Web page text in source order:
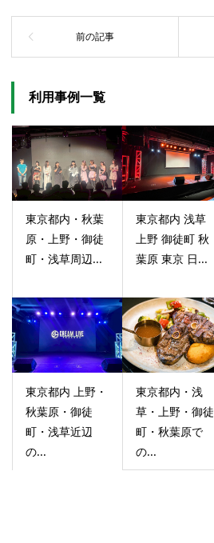
利用事例一覧
東京都内・秋葉
原・上野・御徒
町・浅草周辺...
東京都内 浅草
上野 御徒町 秋
葉原 東京 日...
東京都内 上野・
秋葉原・御徒
町・浅草近辺
の...
東京都内・浅
草・上野・御徒
町・秋葉原で
の...